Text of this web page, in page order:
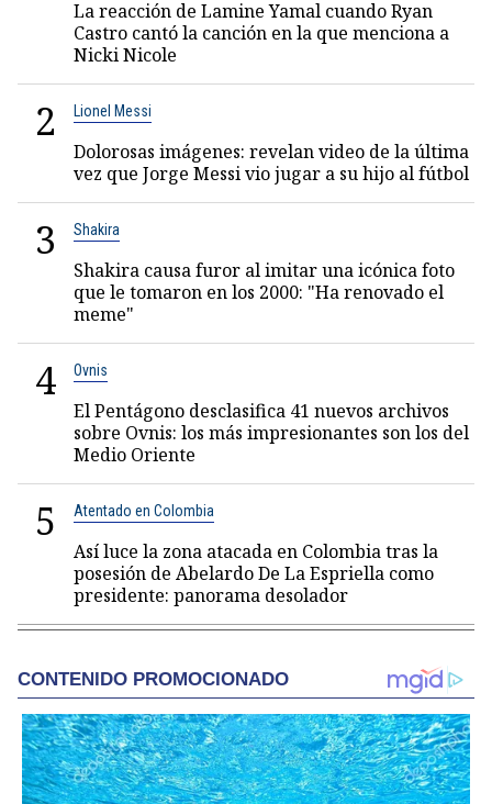
La reacción de Lamine Yamal cuando Ryan
Castro cantó la canción en la que menciona a
Nicki Nicole
2 Lionel Messi
Dolorosas imágenes: revelan video de la última
vez que Jorge Messi vio jugar a su hijo al fútbol
3 Shakira
Shakira causa furor al imitar una icónica foto
que le tomaron en los 2000: "Ha renovado el
meme"
4 Ovnis
El Pentágono desclasifica 41 nuevos archivos
sobre Ovnis: los más impresionantes son los del
Medio Oriente
5 Atentado en Colombia
Así luce la zona atacada en Colombia tras la
posesión de Abelardo De La Espriella como
presidente: panorama desolador